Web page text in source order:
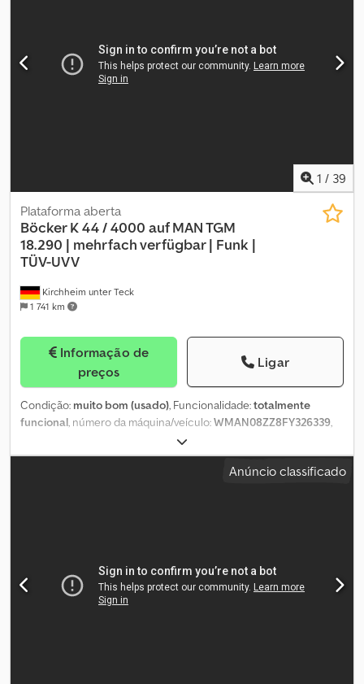
1 / 39
Kirchheim unter Teck
1 741 km
Plataforma aberta
Böcker K 44 / 4000 auf MAN TGM
18.290 | mehrfach verfügbar | Funk |
TÜV-UVV
Informação de
preços
Ligar
Condição: muito bom (usado), Funcionalidade:totalmente
funcional, número da máquina/veículo:WMAN08ZZ8FY326339,
, potência:
primeira matrícula:03/2015, tipo de combustível:diesel, peso em
, configuração de eixo:4x2,
condicionado, bloqueio do diferencial, computador de bordo,
controlo de velocidade de cruzeiro, faróis adicionais, grua
LOCALIZAÇÃO: 73230 Kirchheim unter Teck Vários veículos
Anúncio classificado